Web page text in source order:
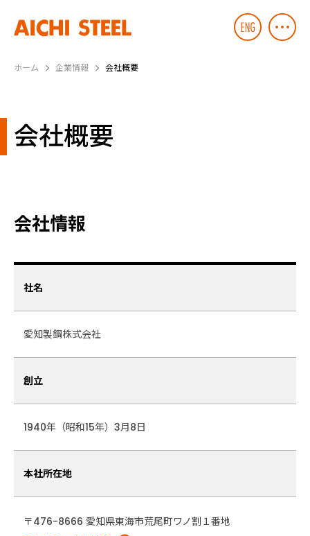
ホーム 企業情報 会社概要
会社概要
会社情報
社名
愛知製鋼株式会社
創立
1940年（昭和15年）3月8日
本社所在地
〒476-8666 愛知県東海市荒尾町ワノ割１番地